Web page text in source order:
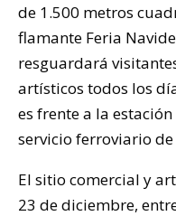
de 1.500 metros
flamante Feria
resguardará
artísticos todos los
es frente a la
servicio ferroviario de
El sitio comercial y
23 de diciembre,